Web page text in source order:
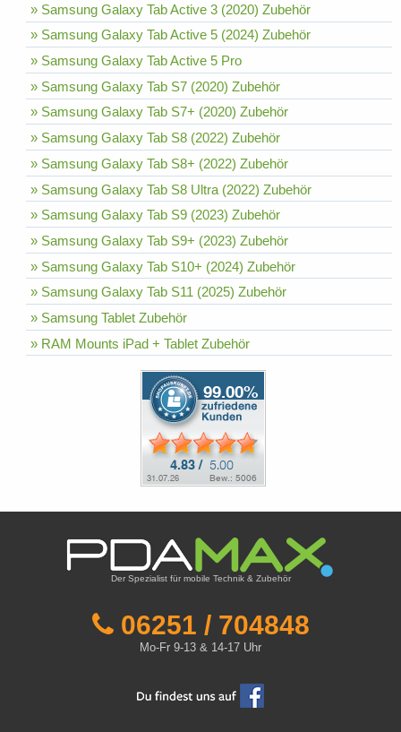
» Samsung Galaxy Tab Active 3 (2020) Zubehör
» Samsung Galaxy Tab Active 5 (2024) Zubehör
» Samsung Galaxy Tab Active 5 Pro
» Samsung Galaxy Tab S7 (2020) Zubehör
» Samsung Galaxy Tab S7+ (2020) Zubehör
» Samsung Galaxy Tab S8 (2022) Zubehör
» Samsung Galaxy Tab S8+ (2022) Zubehör
» Samsung Galaxy Tab S8 Ultra (2022) Zubehör
» Samsung Galaxy Tab S9 (2023) Zubehör
» Samsung Galaxy Tab S9+ (2023) Zubehör
» Samsung Galaxy Tab S10+ (2024) Zubehör
» Samsung Galaxy Tab S11 (2025) Zubehör
» Samsung Tablet Zubehör
» RAM Mounts iPad + Tablet Zubehör
Der Spezialist für mobile Technik & Zubehör
06251 / 704848
Mo-Fr 9-13 & 14-17 Uhr